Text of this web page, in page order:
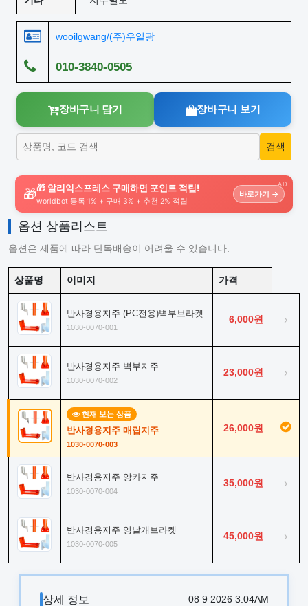
wooilgwang/(주)우일광
010-3840-0505
장바구니 담기 장바구니 보기
AD
🎁🎁 알리익스프레스 구매하면 포인트 적립!
worldbot 등록 1% + 구매 3% + 추천 2% 적립
바로가기 →
옵션 상품리스트
옵션은 제품에 따라 단독배송이 어려울 수 있습니다.
상품명 이미지 가격
반사경용지주 (PC전용)벽부브라켓
1030-0070-001
6,000원 ›
반사경용지주 벽부지주
1030-0070-002
23,000원 ›
현재 보는 상품
반사경용지주 매립지주
1030-0070-003
26,000원
반사경용지주 앙카지주
1030-0070-004
35,000원 ›
반사경용지주 양날개브라켓
1030-0070-005
45,000원 ›
상세 정보 08 9 2026 3:04AM